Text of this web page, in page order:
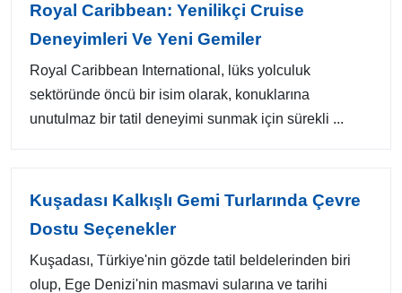
Royal Caribbean: Yenilikçi Cruise
Deneyimleri Ve Yeni Gemiler
Royal Caribbean International, lüks yolculuk
sektöründe öncü bir isim olarak, konuklarına
unutulmaz bir tatil deneyimi sunmak için sürekli ...
Kuşadası Kalkışlı Gemi Turlarında Çevre
Dostu Seçenekler
Kuşadası, Türkiye'nin gözde tatil beldelerinden biri
olup, Ege Denizi'nin masmavi sularına ve tarihi